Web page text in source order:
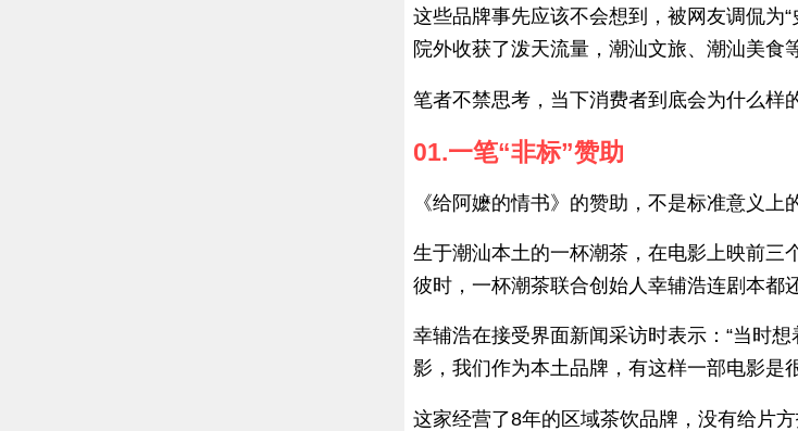
这些品牌事先应该不会想到，被网友调侃为
院外收获了泼天流量，潮汕文旅、潮汕美食
笔者不禁思考，当下消费者到底会为什么样
01.一笔“非标”赞助
《给阿嬷的情书》的赞助，不是标准意义上
生于潮汕本土的一杯潮茶，在电影上映前三
彼时，一杯潮茶联合创始人幸辅浩连剧本都
幸辅浩在接受界面新闻采访时表示：“当时
影，我们作为本土品牌，有这样一部电影是
这家经营了8年的区域茶饮品牌，没有给片